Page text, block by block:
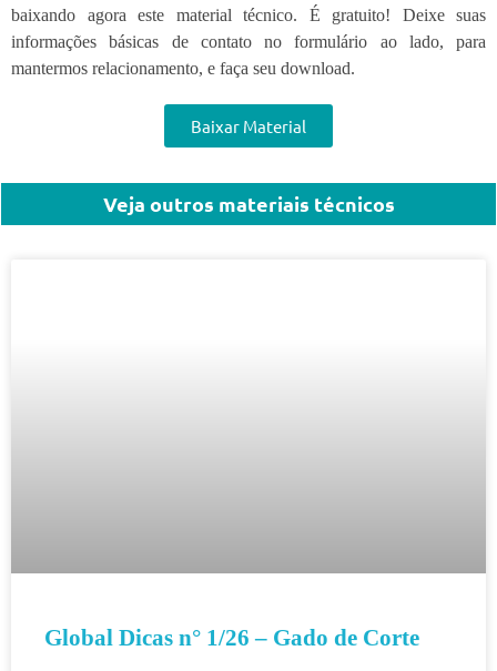
baixando agora este material técnico. É gratuito! Deixe suas
informações básicas de contato no formulário ao lado, para
mantermos relacionamento, e faça seu download.
Baixar Material
Veja outros materiais técnicos
Global Dicas n° 1/26 – Gado de Corte